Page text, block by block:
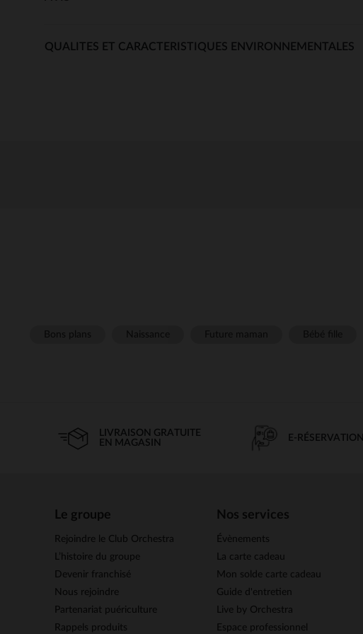
QUALITES ET CARACTERISTIQUES ENVIRONNEMENTALES
LIVRAISON GRATUITE
EN MAGASIN
E-RÉSERVATION
Le groupe
Rejoindre le Club Orchestra
L’histoire du groupe
Devenir franchisé
Nous rejoindre
Partenariat puériculture
Rappels produits
Nos services
Évènements
La carte cadeau
Mon solde carte cadeau
Guide d'entretien
Live by Orchestra
Espace professionnel